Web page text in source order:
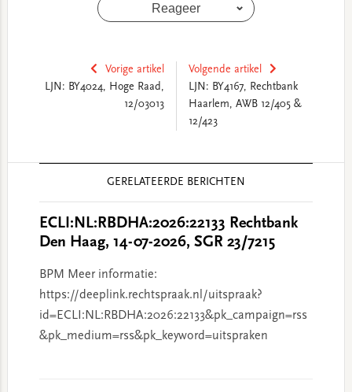
Reageer
Vorige artikel
LJN: BY4024, Hoge Raad,
12/03013
Volgende artikel
LJN: BY4167, Rechtbank
Haarlem, AWB 12/405 &
12/423
GERELATEERDE BERICHTEN
ECLI:NL:RBDHA:2026:22133 Rechtbank
Den Haag, 14-07-2026, SGR 23/7215
BPM Meer informatie:
https://deeplink.rechtspraak.nl/uitspraak?
id=ECLI:NL:RBDHA:2026:22133&pk_campaign=rss
&pk_medium=rss&pk_keyword=uitspraken